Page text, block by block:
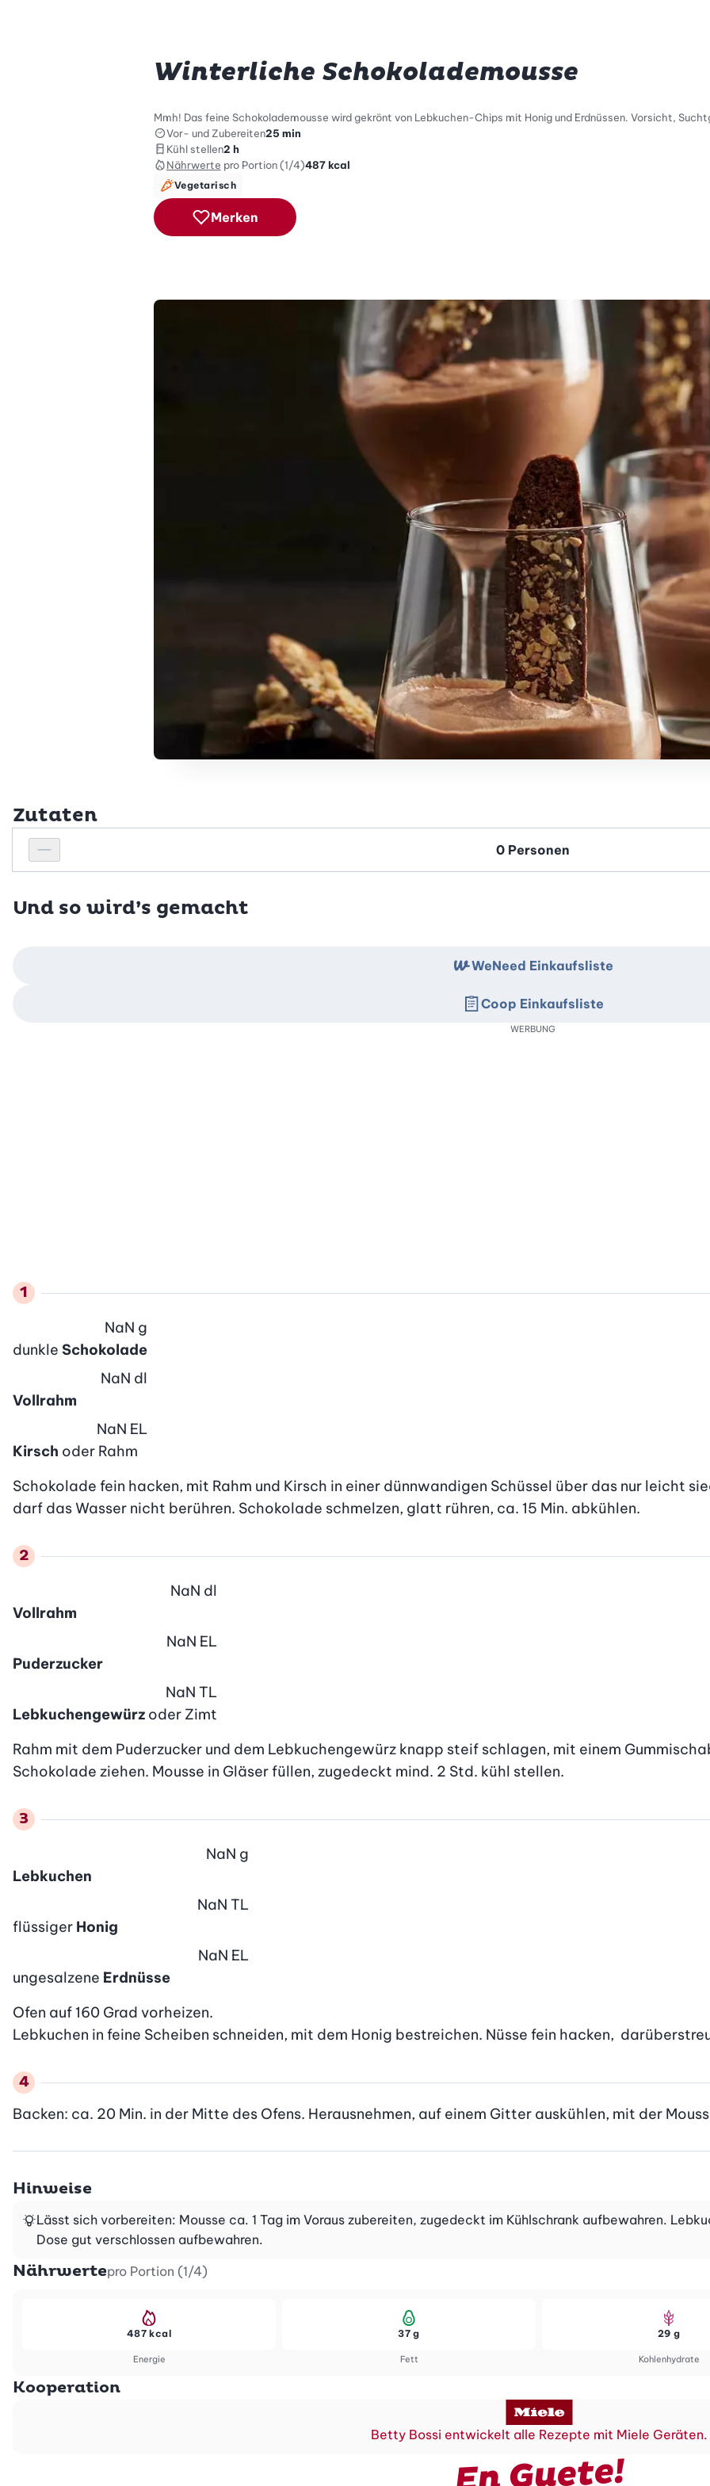
Winterliche Schokolademousse
Mmh! Das feine Schokolademousse wird gekrönt von Lebkuchen-Chips mit Honig und Erdnüssen. Vorsicht,
Vor- und Zubereiten25 min
Kühl stellen2 h
Nährwerte pro Portion (1/4)487 kcal
Vegetarisch
Merken
Zutaten
Personenanzahl verringern
Personenanzahl
Und so wird’s gemacht
dunkle Schokolade
NaN g
Vollrahm
NaN dl
Kirsch oder Rahm
NaN EL
Schokolade fein hacken, mit Rahm und Kirsch in einer dünnwandigen Schüssel über das nur leicht
darf das Wasser nicht berühren. Schokolade schmelzen, glatt rühren, ca. 15 Min. abkühlen.
Vollrahm
NaN dl
Puderzucker
NaN EL
Lebkuchengewürz oder Zimt
NaN TL
Rahm mit dem Puderzucker und dem Lebkuchengewürz knapp steif schlagen, mit einem
Schokolade ziehen. Mousse in Gläser füllen, zugedeckt mind. 2 Std. kühl stellen.
Lebkuchen
NaN g
flüssiger Honig
NaN TL
ungesalzene Erdnüsse
NaN EL
Ofen auf 160 Grad vorheizen.
Lebkuchen in feine Scheiben schneiden, mit dem Honig bestreichen. Nüsse fein hacken,
Backen: ca. 20 Min. in der Mitte des Ofens. Herausnehmen, auf einem Gitter auskühlen, mit der
WeNeed Einkaufsliste
Coop Einkaufsliste
WERBUNG
Hinweise
Lässt sich vorbereiten: Mousse ca. 1 Tag im Voraus zubereiten, zugedeckt im Kühlschrank aufbewahren.
Dose gut verschlossen aufbewahren.
Nährwertepro Portion (1/4)
Energie
487 kcal
Fett
37 g
Kohlenhydrate
29 g
Kooperation
Betty Bossi entwickelt alle Rezepte mit Miele Geräten.